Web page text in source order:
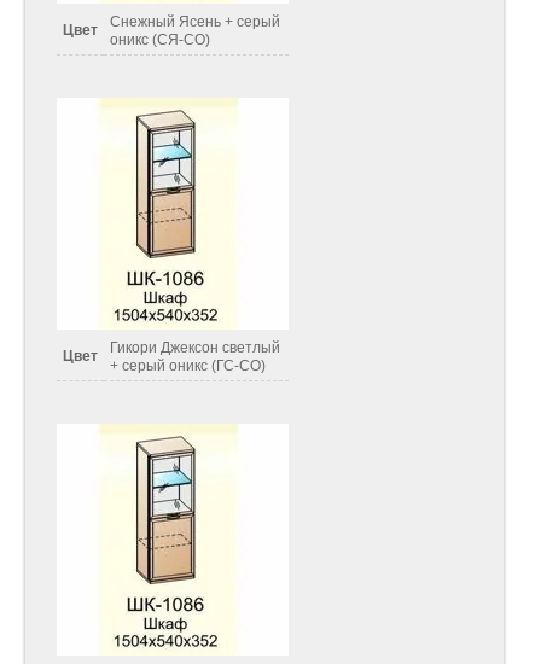
Цвет
Снежный Ясень + серый
оникс (СЯ-СО)
Цвет
Гикори Джексон светлый
+ серый оникс (ГС-СО)